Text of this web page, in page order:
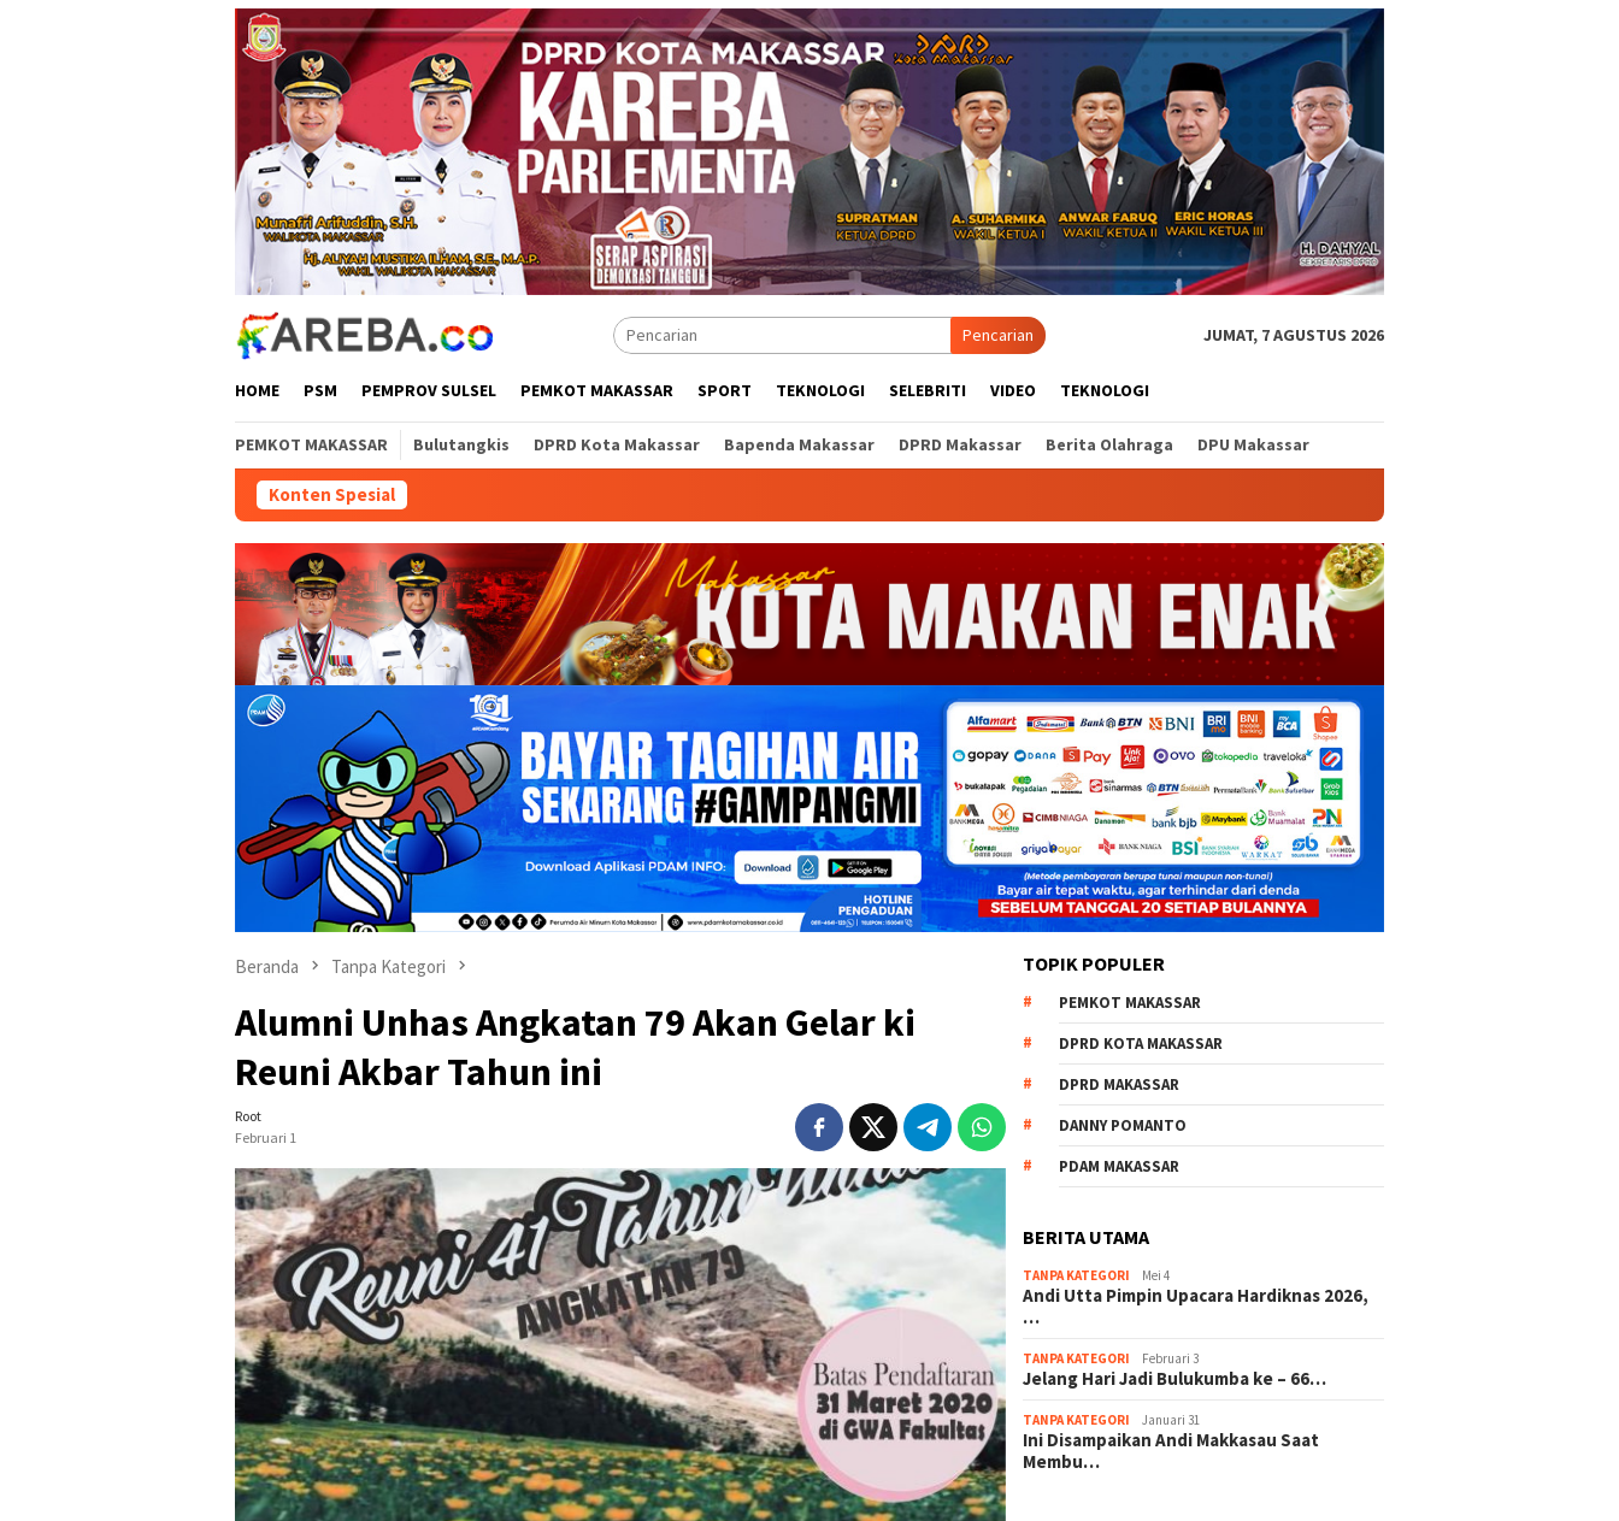
Pencarian JUMAT, 7 AGUSTUS 2026
HOME PSM PEMPROV SULSEL PEMKOT MAKASSAR SPORT TEKNOLOGI SELEBRITI VIDEO TEKNOLOGI
PEMKOT MAKASSAR Bulutangkis DPRD Kota Makassar Bapenda Makassar DPRD Makassar Berita Olahraga DPU Makassar
Konten Spesial
Beranda Tanpa Kategori
Alumni Unhas Angkatan 79 Akan Gelar ki
Reuni Akbar Tahun ini
Root
Februari 1
TOPIK POPULER
PEMKOT MAKASSAR
DPRD KOTA MAKASSAR
DPRD MAKASSAR
DANNY POMANTO
PDAM MAKASSAR
BERITA UTAMA
TANPA KATEGORI Mei 4
Andi Utta Pimpin Upacara Hardiknas 2026,
…
TANPA KATEGORI Februari 3
Jelang Hari Jadi Bulukumba ke – 66…
TANPA KATEGORI Januari 31
Ini Disampaikan Andi Makkasau Saat
Membu…